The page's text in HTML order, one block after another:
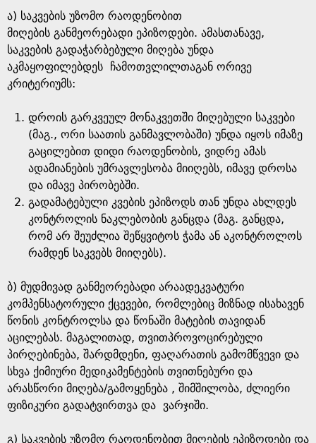
ა) საკვების უზომო რაოდენობით
მიღების განმეორებადი ეპიზოდები. ამასთანავე,
საკვების გადაჭარბებული მიღება უნდა
აკმაყოფილებდეს ჩამოთვლილთაგან ორივე
კრიტერიუმს:
დროის გარკვეულ მონაკვეთში მიღებული საკვები
(მაგ., ორი საათის განმავლობაში) უნდა იყოს იმაზე
გაცილებით დიდი რაოდენობის, ვიდრე ამას
ადამიანების უმრავლესობა მიიღებს, იმავე დროსა
და იმავე პირობებში.
გადამატებული კვების ეპიზოდს თან უნდა ახლდეს
კონტროლის ნაკლებობის განცდა (მაგ. განცდა,
რომ არ შეუძლია შეწყვიტოს ჭამა ან აკონტროლოს
რამდენ საკვებს მიიღებს).
ბ) მუდმივად განმეორებადი არაადეკვატური
კომპენსატორული ქცევები, რომლებიც მიზნად ისახავენ
წონის კონტროლსა და წონაში მატების თავიდან
აცილებას. მაგალითად, თვითპროვოცირებული
პირღებინება, შარდმდენი, ფაღარათის გამომწვევი და
სხვა ქიმიური მედიკამენტების თვითნებური და
არასწორი მიღება/გამოყენება , შიმშილობა, ძლიერი
ფიზიკური გადატვირთვა და ვარჯიში.
გ) საკვების უზომო რაოდენობით მიღების ეპიზოდები და